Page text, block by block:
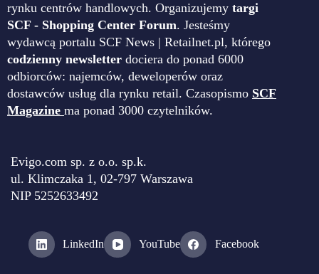
rynku centrów handlowych. Organizujemy targi
SCF - Shopping Center Forum. Jesteśmy
wydawcą portalu SCF News | Retailnet.pl, którego
codzienny newsletter dociera do ponad 6000
odbiorców: najemców, deweloperów oraz
dostawców usług dla rynku retail. Czasopismo SCF
Magazine ma ponad 3000 czytelników.
Evigo.com sp. z o.o. sp.k.
ul. Klimczaka 1, 02-797 Warszawa
NIP 5252633492
LinkedIn YouTube Facebook